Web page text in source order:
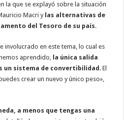
la que se explayó sobre la situación
Macri ylas alternativas de
del Tesoro de su país.
involucrado en este tema, lo cual es
aprendido, la única salida
un sistema de convertibilidad . El
crear un nuevo y único peso»,
a menos que tengas una